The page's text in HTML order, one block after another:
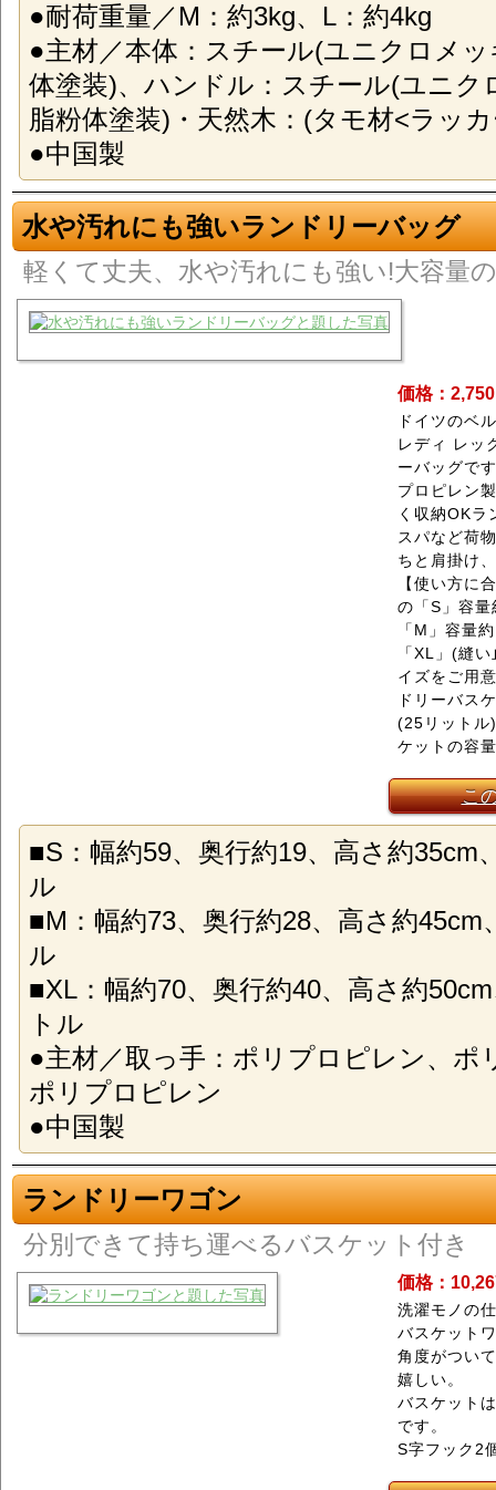
●耐荷重量／M：約3kg、L：約4kg
●主材／本体：スチール(ユニクロメ
体塗装)、ハンドル：スチール(ユニク
脂粉体塗装)・天然木：(タモ材<ラッ
●中国製
水や汚れにも強いランドリーバッグ
軽くて丈夫、水や汚れにも強い!大容量
価格：
ドイツのベ
レディ レッ
ーバッグで
プロピレン
く収納OKラ
スパなど荷
ちと肩掛け
【使い方に
の「S」容
「M」容量
「XL」(縫
イズをご用
ドリーバス
(25リットル
ケットの容
こ
■S：幅約59、奥行約19、高さ約35cm
ル
■M：幅約73、奥行約28、高さ約45cm
ル
■XL：幅約70、奥行約40、高さ約
トル
●主材／取っ手：ポリプロピレン、ポ
ポリプロピレン
●中国製
ランドリーワゴン
分別できて持ち運べるバスケット付き
価格：
洗濯モノの
バスケット
角度がつい
嬉しい。
バスケット
です。
S字フック2